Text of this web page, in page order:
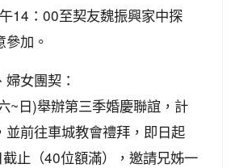
14：00至契友魏振興家中探
加。
女團契：
~日)舉辦第三季婚慶聯誼，計
並前往車城教會禮拜，即日起
止（40位額滿），邀請兄姊一